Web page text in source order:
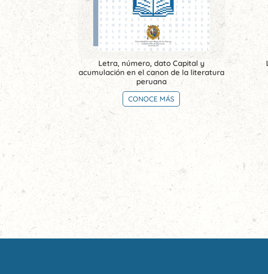
Letra, número, dato Capital y
acumulación en el canon de la literatura
peruana
CONOCE MÁS